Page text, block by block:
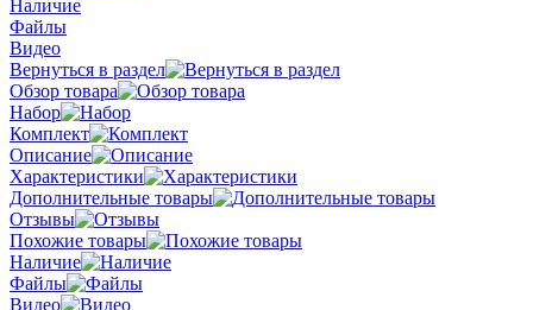
Наличие
Файлы
Видео
Вернуться в раздел
Обзор товара
Набор
Комплект
Описание
Характеристики
Дополнительные товары
Отзывы
Похожие товары
Наличие
Файлы
Видео